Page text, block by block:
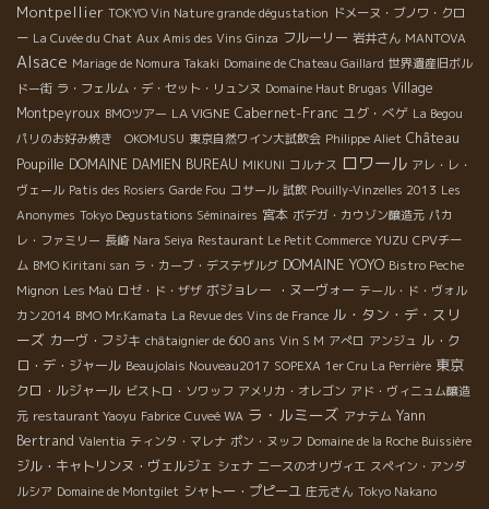
Montpellier TOKYO Vin Nature grande dégustation ドメーヌ・ブノワ・クロ
ー La Cuvée du Chat Aux Amis des Vins Ginza フルーリー 岩井さん MANTOVA
Alsace Mariage de Nomura Takaki Domaine de Chateau Gaillard 世界遺産旧ボル
ドー街 ラ・フェルム・デ・セット・リュンヌ Domaine Haut Brugas Village
Montpeyroux BMOツアー LA VIGNE Cabernet-Franc ユグ・べゲ La Begou
パリのお好み焼き OKOMUSU 東京自然ワイン大試飲会 Philippe Aliet Château
Poupille DOMAINE DAMIEN BUREAU MIKUNI コルナス ロワール アレ・レ・
ヴェール Patis des Rosiers Garde Fou コサール 試飲 Pouilly-Vinzelles 2013 Les
Anonymes Tokyo Degustations Séminaires 宮本 ボデガ・カウゾン醸造元 パカ
レ・ファミリー 長崎 Nara Seiya Restaurant Le Petit Commerce YUZU CPVチー
ム BMO Kiritani san ラ・カーブ・デステザルグ DOMAINE YOYO Bistro Peche
Mignon Les Maù ロゼ・ド・ザザ ボジョレー ・ヌーヴォー テール・ド・ヴォル
カン2014 BMO Mr.Kamata La Revue des Vins de France ル・タン・デ・スリ
ーズ カーヴ・フジキ châtaignier de 600 ans Vin S M アぺロ アンジュ ル・ク
ロ・デ・ジャール Beaujolais Nouveau2017 SOPEXA 1er Cru La Perrière 東京
クロ・ルジャール ビストロ・ソワッフ アメリカ・オレゴン アド・ヴィニュム醸造
元 restaurant Yaoyu Fabrice Cuveé WA ラ・ルミーズ アナテム Yann
Bertrand Valentia ティンタ・マレナ ポン・ヌッフ Domaine de la Roche Buissière
ジル・キャトリンヌ・ヴェルジェ シェナ ニースのオリヴィエ スペイン・アンダ
ルシア Domaine de Montgilet シャトー・プピーユ 庄元さん Tokyo Nakano